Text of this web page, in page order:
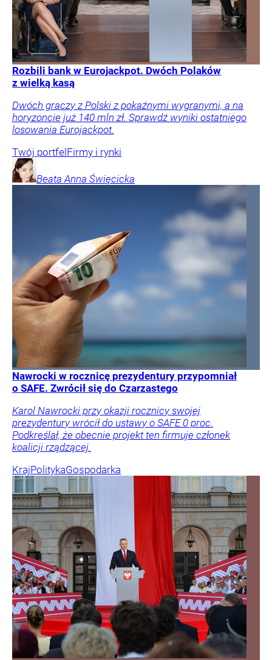
Rozbili bank w Eurojackpot. Dwóch Polaków
z wielką kasą
Dwóch graczy z Polski z pokaźnymi wygranymi, a na
horyzoncie już 140 mln zł. Sprawdź wyniki ostatniego
losowania Eurojackpot.
Twój portfel Firmy i rynki
Beata Anna Święcicka
Nawrocki w rocznicę prezydentury przypomniał
o SAFE. Zwrócił się do Czarzastego
Karol Nawrocki przy okazji rocznicy swojej
prezydentury wrócił do ustawy o SAFE 0 proc.
Podkreślał, że obecnie projekt ten firmuje członek
koalicji rządzącej.
KrajPolitykaGospodarka